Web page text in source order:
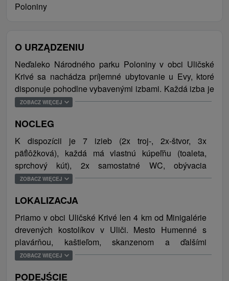
Poloniny
O URZĄDZENIU
Neďaleko Národného parku Poloniny v obci Uličské
Krivé sa nachádza príjemné ubytovanie u Evy, ktoré
disponuje pohodlne vybavenými izbami. Každá izba je
vybavená vlastným sociálnym zariadením, pre väčší
prízemí sa nachádza kompletne vybavená kuchyňa s
jedálenským posedením a na poschodí je pre hostí
pripravený menší plne vybavený kuchynský kút. Počas
voľna si môžu návštevníci oddýchnuť v obývacej
miestnosti s pohodlným gaučom, televízorom a krbom,
ktorého teplo ocenia najmä v zime. V exteriéri sa
nachádza altánok s vonkajším posedením, ktoré hostia
je technická miestnosť na odloženie lyží a bicyklov,
bezplatné WiFi pripojenie k internetu a parkovanie
priamo pri objekte. Národný park Poloniny ponúka
množstvo príležitostí pre aktívne trávenie voľného času.
ZOBACZ WIĘCEJ
NOCLEG
K dispozícii je 7 izieb (2x troj-, 2x-štvor, 3x
päťlôžková), každá má vlastnú kúpeľňu (toaleta,
sprchový kút), 2x samostatné WC, obývacia
miestnosť, krb, gauč, TV, kuchynský kút a veľká
(29x pevné lôžka).
ZOBACZ WIĘCEJ
LOKALIZACJA
Priamo v obci Uličské Krivé len 4 km od Minigalérie
drevených kostolíkov v Uliči. Mesto Humenné s
plavárňou, kaštieľom, skanzenom a ďalšími
zaujímavými atrakciami je vzdialené 57 km.
ZOBACZ WIĘCEJ
PODEJŚCIE